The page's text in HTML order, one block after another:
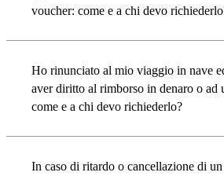
voucher: come e a chi devo
Ho rinunciato al mio viaggio in nave
aver diritto al rimborso in denaro o ad
come e a chi devo richiederlo?
In caso di ritardo o cancellazione di